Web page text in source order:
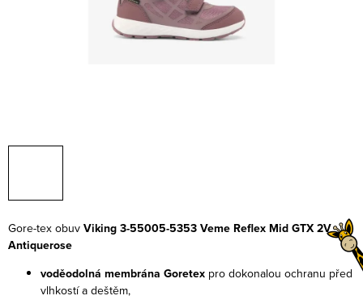
Gore-tex obuv Viking 3-55005-5353 Veme Reflex Mid GTX 2V
Antiquerose
voděodolná membrána Goretex pro dokonalou ochranu před
vlhkostí a deštěm,